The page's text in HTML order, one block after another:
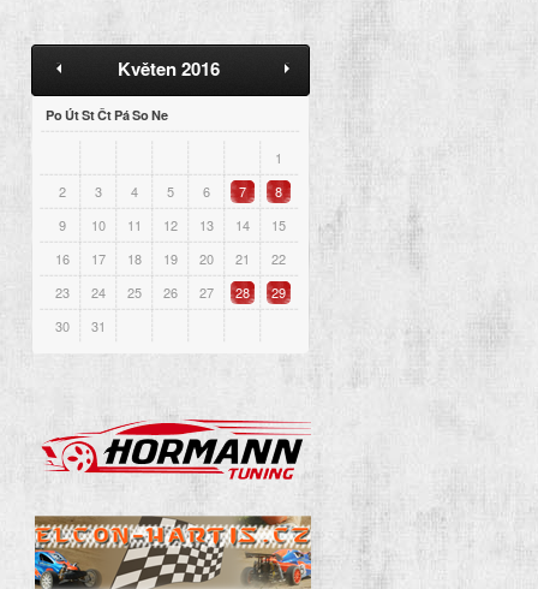
Květen 2016
PoÚtStČtPáSoNe
1
2
3 4 5 6 7
8
9
10 11 12 13 14
15
16
17 18 19 20 21
22
23
24 25 26 27 28
29
30
31